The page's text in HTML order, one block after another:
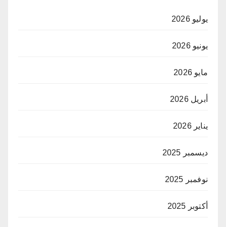
يوليو 2026
يونيو 2026
مايو 2026
أبريل 2026
يناير 2026
ديسمبر 2025
نوفمبر 2025
أكتوبر 2025